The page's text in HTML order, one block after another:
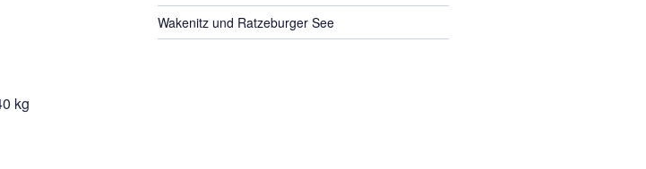
kg
Wakenitz und Ratzeburger See